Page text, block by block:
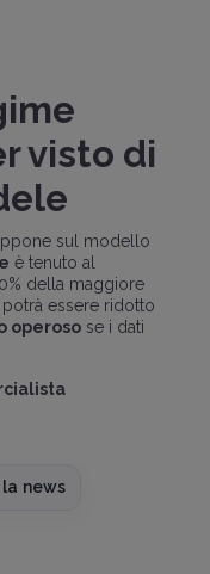
visto di
sul modello
è tenuto al
della maggiore
essere ridotto
operosose i dati
news